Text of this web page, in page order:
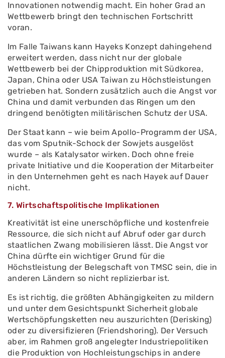
Innovationen notwendig macht. Ein hoher Grad an
Wettbewerb bringt den technischen Fortschritt
voran.
Im Falle Taiwans kann Hayeks Konzept dahingehend
erweitert werden, dass nicht nur der globale
Wettbewerb bei der Chipproduktion mit Südkorea,
Japan, China oder USA Taiwan zu Höchstleistungen
getrieben hat. Sondern zusätzlich auch die Angst vor
China und damit verbunden das Ringen um den
dringend benötigten militärischen Schutz der USA.
Der Staat kann – wie beim Apollo-Programm der USA,
das vom Sputnik-Schock der Sowjets ausgelöst
wurde – als Katalysator wirken. Doch ohne freie
private Initiative und die Kooperation der Mitarbeiter
in den Unternehmen geht es nach Hayek auf Dauer
nicht.
7. Wirtschaftspolitische Implikationen
Kreativität ist eine unerschöpfliche und kostenfreie
Ressource, die sich nicht auf Abruf oder gar durch
staatlichen Zwang mobilisieren lässt. Die Angst vor
China dürfte ein wichtiger Grund für die
Höchstleistung der Belegschaft von TMSC sein, die in
anderen Ländern so nicht replizierbar ist.
Es ist richtig, die größten Abhängigkeiten zu mildern
und unter dem Gesichtspunkt Sicherheit globale
Wertschöpfungsketten neu auszurichten (Derisking)
oder zu diversifizieren (Friendshoring). Der Versuch
aber, im Rahmen groß angelegter Industriepolitiken
die Produktion von Hochleistungschips in andere